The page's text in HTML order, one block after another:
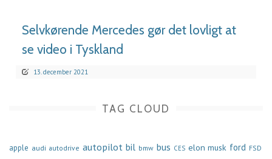
Selvkørende Mercedes gør det lovligt at
se video i Tyskland
13. december 2021
TAG CLOUD
apple audi autodrive autopilot bil bmw bus CES elon musk ford FSD